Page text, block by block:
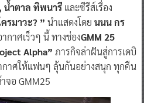
น้ำตาล ทิพนารี และซีรีส์เรื่อง
รมาวะ? ” นำแสดงโดย นนน กร
กาศเร็วๆ นี้ ทางช่องGMM 25
Alpha” ภารกิจล่าฝันสู่การเดบิ
าศให้แฟนๆ ลุ้นกันอย่างสนุก ทุกคืน
จอ GMM25